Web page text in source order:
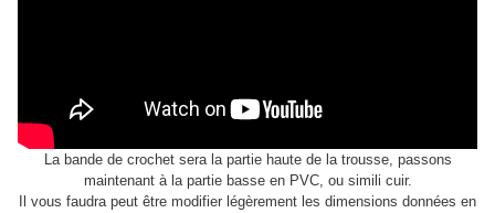
La bande de crochet sera la partie haute de la trousse, passons
maintenant à la partie basse en PVC, ou simili cuir.
Il vous faudra peut être modifier légèrement les dimensions données en